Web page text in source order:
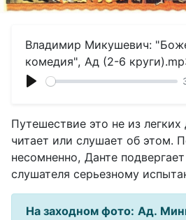
Владимир Микушевич:
комедия", Ад (2-6
Путешествие это не из
читает или слушает об этом.
несомненно, Данте
слушателя серьезному
На заходном фото: Ад.